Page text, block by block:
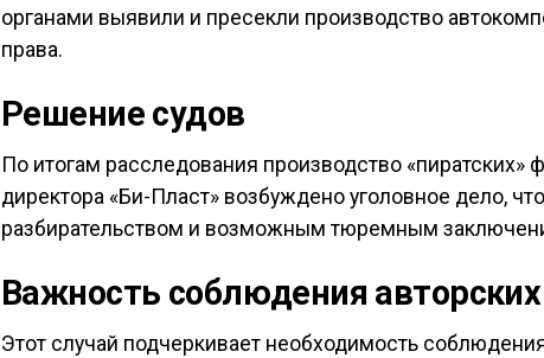
органами выявили и пресекли производство
права.
Решение судов
По итогам расследования производство
директора «Би-Пласт» возбуждено уголовное дело,
разбирательством и возможным тюремным
Важность соблюдения
Этот случай подчеркивает необходимость